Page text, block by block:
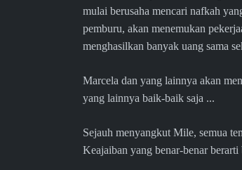
mulai berusaha mencari nafkah
pemburu, akan menemukan
menghasilkan banyak uang sama
Marcela dan yang lainnya akan
yang lainnya baik-baik saja ...
Sejauh menyangkut Mile, semua
Keajaiban yang benar-benar berarti